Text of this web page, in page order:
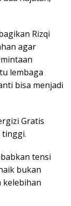
Rizqi
agar
lembaga
bisa menjadi
Gratis
tinggi.
tensi
bukan
kelebihan